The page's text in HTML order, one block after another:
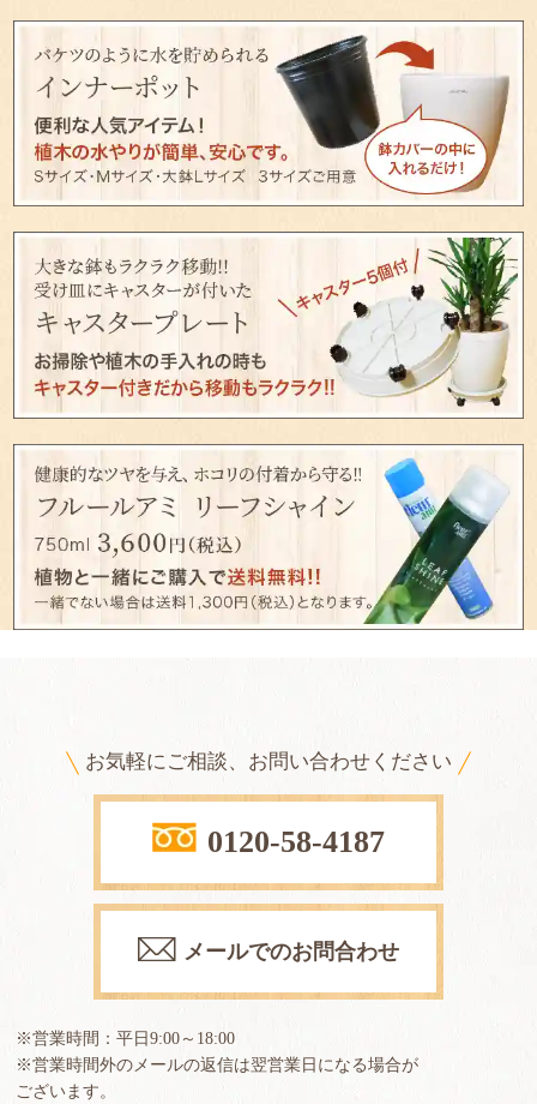
お気軽にご相談、お問い合わせください
0120-58-4187
メールでのお問合わせ
※営業時間：平日9:00～18:00
※営業時間外のメールの返信は翌営業日になる場合が
ございます。